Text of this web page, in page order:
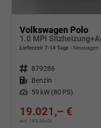
Volkswagen Polo
Lieferzeit 7-14 Tage Neuwagen
Fahrzeugnr. 879286
Kraftstoff Benzin
Leistung 59 kW (80 PS)
19.021,– €
incl. 19% MwSt.